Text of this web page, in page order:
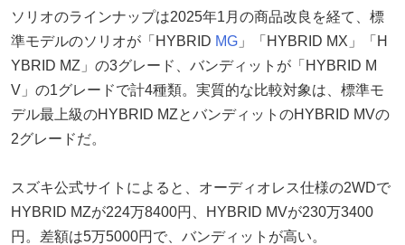
ソリオのラインナップは2025年1月の商品改良を経て、標
準モデルのソリオが「HYBRID MG 」「HYBRID MX」「H
YBRID MZ」の3グレード、バンディットが「HYBRID M
V」の1グレードで計4種類。実質的な比較対象は、標準モ
デル最上級のHYBRID MZとバンディットのHYBRID MVの
2グレードだ。
スズキ公式サイトによると、オーディオレス仕様の2WDで
HYBRID MZが224万8400円、HYBRID MVが230万3400
円。差額は5万5000円で、バンディットが高い。